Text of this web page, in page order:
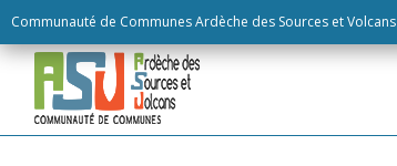
Communauté de Communes Ardèche des Sources et Volcans
to
content